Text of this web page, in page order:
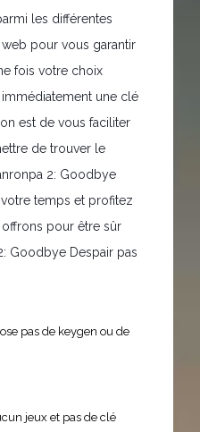
les différentes
pour vous garantir
fois votre choix
une clé
est de vous faciliter
de trouver le
2: Goodbye
temps et profitez
pour être sûr
Goodbye Despair pas
pas de keygen ou de
jeux et pas de clé